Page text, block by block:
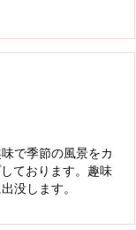
で季節の風景をカ
ております。趣味
没します。